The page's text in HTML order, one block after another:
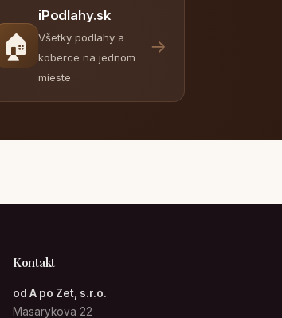
🏠
iPodlahy.sk
Všetky podlahy a
koberce na jednom
mieste
→
Kontakt
od A po Zet, s.r.o.
Masarykova 22